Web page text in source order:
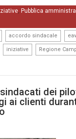
, Pubblica
accordo sindacale eav
iniziative Regione
dei
ai clienti